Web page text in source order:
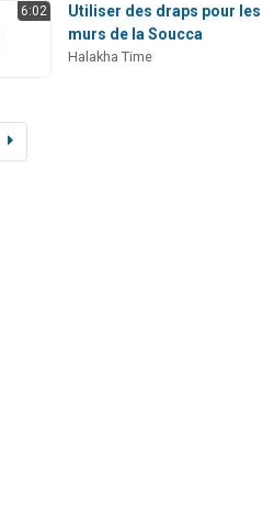
6:02
Utiliser des draps pour les
murs de la Soucca
Halakha Time